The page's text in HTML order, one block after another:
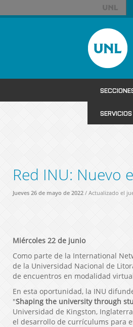
SERVICIOS
Red INU: Nuevo
Jueves 26 de mayo de 2022 / Actualizado el
Miércoles 22 de junio
Como parte de la International
de la Universidad Nacional de
de encuentros en modalidad
En esta oportunidad, la INU
"Shaping the university through
Universidad de Kingston,
el desarrollo de currículums para